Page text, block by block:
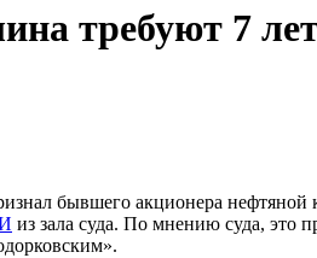
требуют 7
бывшего акционера
из зала суда. По мнению суда, это